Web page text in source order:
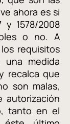
ahora es si
y 1578/2008
o no. A
requisitos
medida
recalca que
son malas,
autorización
tanto en el